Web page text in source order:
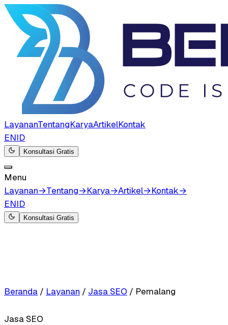
LayananTentangKaryaArtikelKontak
ENID
Konsultasi Gratis
Menu
Layanan→Tentang→Karya→Artikel→Kontak→
ENID
Konsultasi Gratis
Beranda / Layanan / Jasa SEO / Pemalang
Jasa SEO